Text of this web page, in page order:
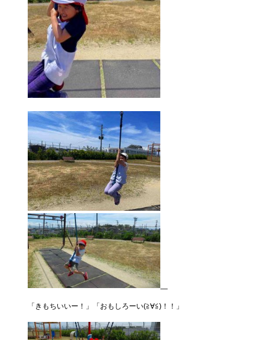
「きもちいいー！」「おもしろーい(≧∀≦)！！」